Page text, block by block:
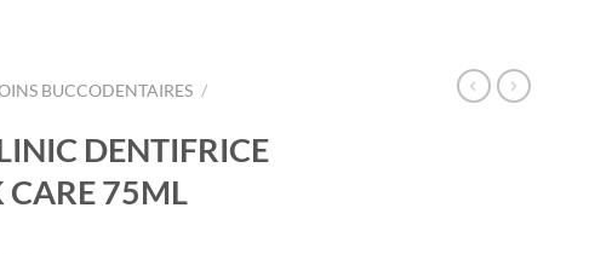
BUCCODENTAIRES /
DENTIFRICE
CARE 75ML